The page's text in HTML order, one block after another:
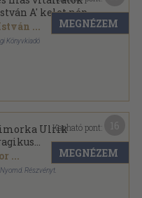
A' kelet népe
...
Könyvkiadó
magyar klasszikusai
MEGNÉZEM
Ulrik
Az ige
...
Részvényt.
Kapható pont:
MEGNÉZEM